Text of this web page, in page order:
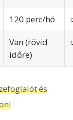
120 perc/hó
Van (rövid
időre)
és